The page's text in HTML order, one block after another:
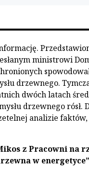
ministrowi
drzewnego.
dwóch latach
drzewnego rósł.
analizie
z Pracowni na
w